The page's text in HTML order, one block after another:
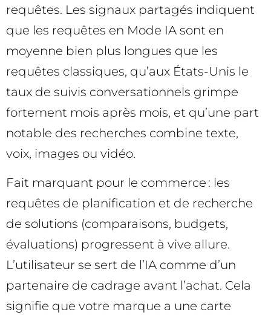
requêtes. Les signaux partagés indiquent
que les requêtes en Mode IA sont en
moyenne bien plus longues que les
requêtes classiques, qu’aux États-Unis le
taux de suivis conversationnels grimpe
fortement mois après mois, et qu’une part
notable des recherches combine texte,
voix, images ou vidéo.
Fait marquant pour le commerce : les
requêtes de planification et de recherche
de solutions (comparaisons, budgets,
évaluations) progressent à vive allure.
L’utilisateur se sert de l’IA comme d’un
partenaire de cadrage avant l’achat. Cela
signifie que votre marque a une carte